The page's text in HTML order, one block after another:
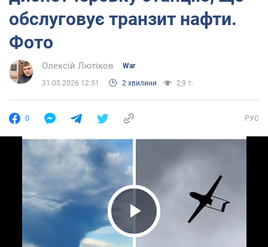
обслуговує транзит нафти.
Фото
Олексій Лютіков War
31.05.2026 12:51 2 хвилини 2,9 т.
0 РУС
Play Video